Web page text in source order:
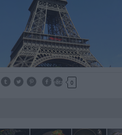
Tetszik 0